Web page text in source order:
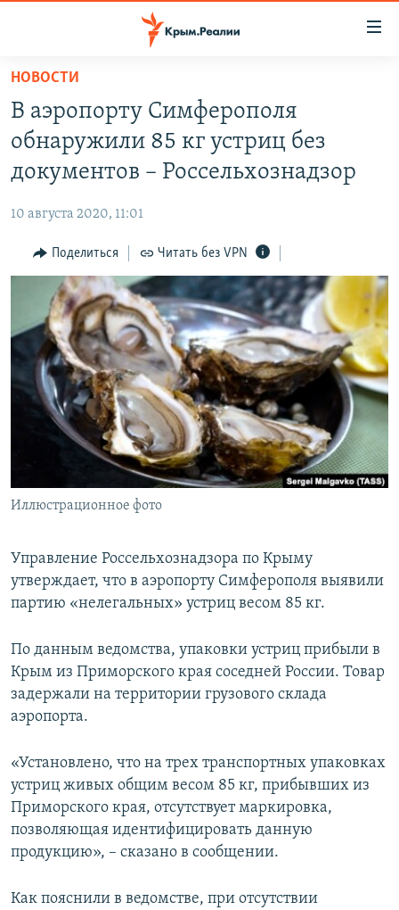
Вернуться
основному
содержанию
Вернутся
главной
навигации
Вернутся
СПЕЦПРОЕКТЫ
11 ЛЕТ ОККУПАЦИИ КРЫМА. 11 ИСТОРИЙ СОПРОТИВЛЕНИЯ
ЕЩЕ
ИНТЕРАКТИВ
ИНФОГРАФИКА
ТЕЛЕПРОЕКТ КРЫМ.РЕАЛИИ
СОВЕТЫ ПРАВОЗАЩИТНИКОВ
ПРОПАВШИЕ БЕЗ ВЕСТИ
ПОБЕДИТЕЛЕЙ НЕ СУДЯТ?
КРЫМ.НЕПОКОРЕННЫЙ
УКРАИНСКАЯ ПРОБЛЕМА КРЫМА
РАДІО СВОБОДА
КАК ОБОЙТИ БЛОКИРОВКУ
Українською
Qırımtatar
ПРИСОЕДИНЯЙТЕСЬ!
НОВОСТИ
В аэропорту Симферополя
обнаружили 85 кг устриц без
документов – Россельхознадзор
10 августа 2020, 11:01
Поделиться Читать без VPN
Иллюстрационное фото
Управление Россельхознадзора по Крыму
утверждает, что в аэропорту Симферополя выявили
партию «нелегальных» устриц весом 85 кг.
По данным ведомства, упаковки устриц прибыли в
Крым из Приморского края соседней России. Товар
задержали на территории грузового склада
аэропорта.
«Установлено, что на трех транспортных упаковках
устриц живых общим весом 85 кг, прибывших из
Приморского края, отсутствует маркировка,
позволяющая идентифицировать данную
продукцию», – сказано в сообщении.
Как пояснили в ведомстве, при отсутствии